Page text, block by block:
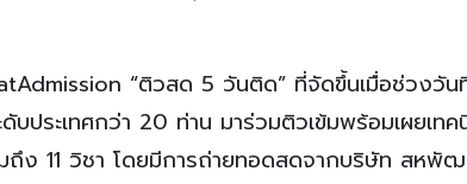
“ติวสด 5 วันติด” ที่จัดขึ้นเมื่อช่วงวัน
ประเทศกว่า 20 ท่าน มาร่วมติวเข้มพร้อมเผยเทค
ง 11 วิชา โดยมีการถ่ายทอดสดจากบริษัท สหพั